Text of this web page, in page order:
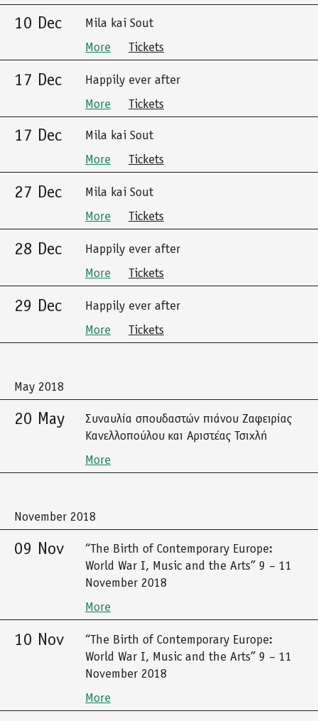
10 Dec
Mila kai Sout
More
Tickets
17 Dec
Happily ever after
More
Tickets
17 Dec
Mila kai Sout
More
Tickets
27 Dec
Mila kai Sout
More
Tickets
28 Dec
Happily ever after
More
Tickets
29 Dec
Happily ever after
More
Tickets
May 2018
20 May
Συναυλία σπουδαστών πιάνου Ζαφειρίας
Κανελλοπούλου και Αριστέας Τσιχλή
More
November 2018
09 Nov
“The Birth of Contemporary Europe:
World War I, Music and the Arts” 9 – 11
November 2018
More
10 Nov
“The Birth of Contemporary Europe:
World War I, Music and the Arts” 9 – 11
November 2018
More